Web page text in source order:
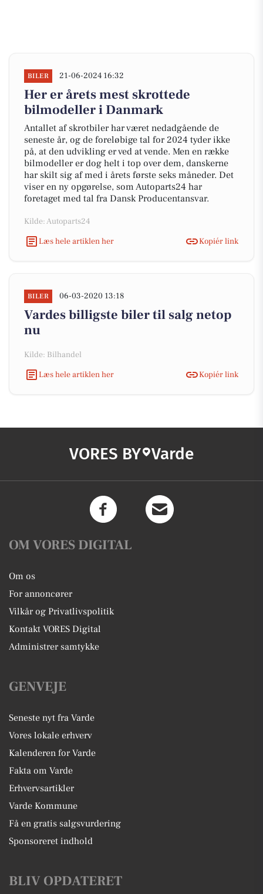
BILER 21-06-2024 16:32
Her er årets mest skrottede
bilmodeller i Danmark
Antallet af skrotbiler har været nedadgående de
seneste år, og de foreløbige tal for 2024 tyder ikke
på, at den udvikling er ved at vende. Men en række
bilmodeller er dog helt i top over dem, danskerne
har skilt sig af med i årets første seks måneder. Det
viser en ny opgørelse, som Autoparts24 har
foretaget med tal fra Dansk Producentansvar.
Kilde: Autoparts24
Læs hele artiklen her
Kopiér link
BILER 06-03-2020 13:18
Vardes billigste biler til salg netop
nu
Kilde: Bilhandel
Læs hele artiklen her
Kopiér link
VORES BY Varde
OM VORES DIGITAL
Om os
For annoncører
Vilkår og Privatlivspolitik
Kontakt VORES Digital
Administrer samtykke
GENVEJE
Seneste nyt fra Varde
Vores lokale erhverv
Kalenderen for Varde
Fakta om Varde
Erhvervsartikler
Varde Kommune
Få en gratis salgsvurdering
Sponsoreret indhold
BLIV OPDATERET